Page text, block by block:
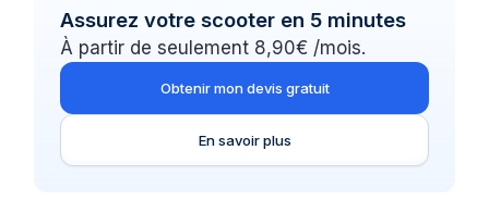
Assurez votre scooter en 5 minutes
À partir de seulement 8,90€ /mois.
Obtenir mon devis gratuit
En savoir plus